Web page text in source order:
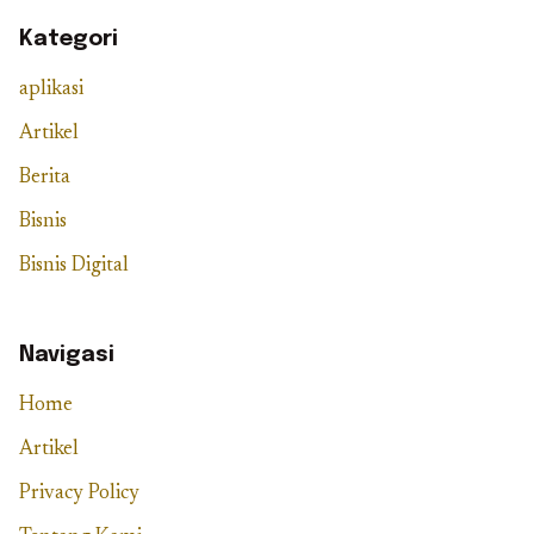
Kategori
aplikasi
Artikel
Berita
Bisnis
Bisnis Digital
Navigasi
Home
Artikel
Privacy Policy